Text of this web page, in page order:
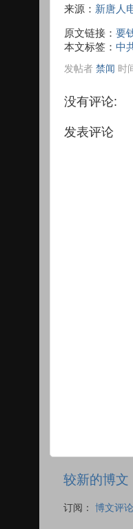
来源： 新唐人
原文链接： 要
本文标签： 中
发帖者 禁闻 时
没有评论:
发表评论
较新的博文
订阅： 博文评